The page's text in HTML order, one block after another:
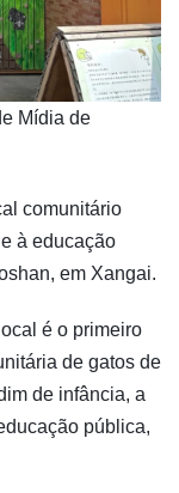
Mídia de
comunitário
à educação
em Xangai.
é o primeiro
de gatos de
de infância, a
pública,